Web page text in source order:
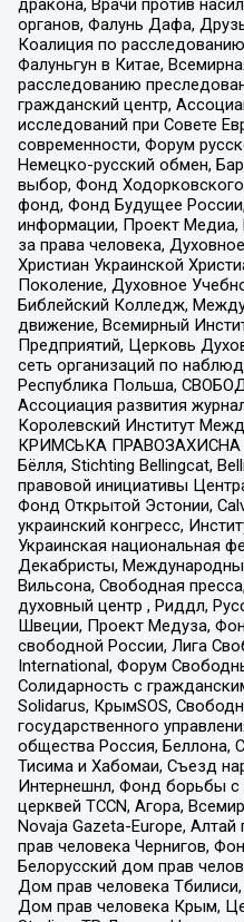
дракона, Врачи против
органов, Фалунь Дафа,
Коалиция по
Фалуньгун в Китае,
расследованию
гражданский центр,
исследований при Совете
современности, Форум
Немецко-русский обмен,
выбор, Фонд
фонд, Фонд Будущее
информации, Проект Медиа,
за права человека,
Христиан Украинской
Поколение, Духовное
Библейский Колледж,
движение, Всемирный
Предприятий, Церковь
сеть организаций по
Республика Польша,
Ассоциация развития
Королевский Институт
КРИМСЬКА ПРАВОЗАХИСНА
Бёлля, Stichting Bellingcat,
правовой инициативы
Фонд Открытой Эстонии,
украинский конгресс,
Украинская национальная
Декабристы,
Вильсона, Свободная
духовный центр , Риддл,
Швеции, Проект Медуза,
свободной России, Лига
International, Форум
Солидарность с
Solidarus, КрымSOS,
государственного
общества Россия, Беллона,
Тисима и Хабомаи, Съезд
Интернешнл, Фонд борьбы с
церквей TCCN, Агора,
Novaja Gazeta-Europe,
прав человека Чернигов,
Белорусский дом прав
Дом прав человека
Дом прав человека Крым,